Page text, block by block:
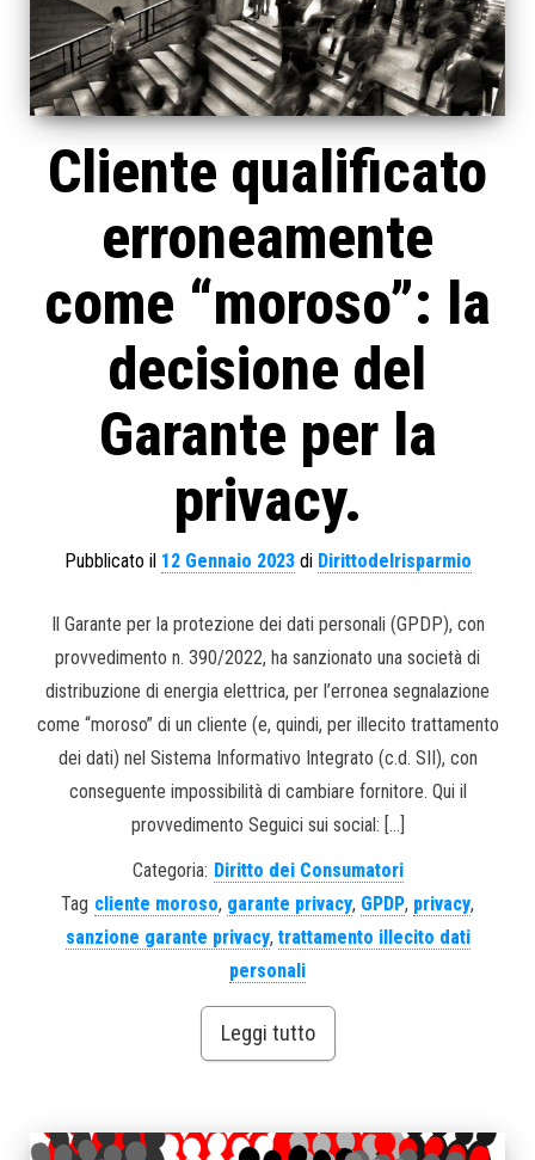
Cliente qualificato
erroneamente
come “moroso”: la
decisione del
Garante per la
privacy.
Pubblicato il 12 Gennaio 2023di Dirittodelrisparmio
Il Garante per la protezione dei dati personali (GPDP), con
provvedimento n. 390/2022, ha sanzionato una società di
distribuzione di energia elettrica, per l’erronea segnalazione
come “moroso” di un cliente (e, quindi, per illecito trattamento
dei dati) nel Sistema Informativo Integrato (c.d. SII), con
conseguente impossibilità di cambiare fornitore. Qui il
provvedimento Seguici sui social: […]
Categoria: Diritto dei Consumatori
Tag cliente moroso, garante privacy, GPDP, privacy,
sanzione garante privacy, trattamento illecito dati
personali
Leggi tutto